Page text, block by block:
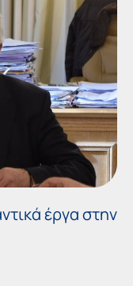
έργα στην